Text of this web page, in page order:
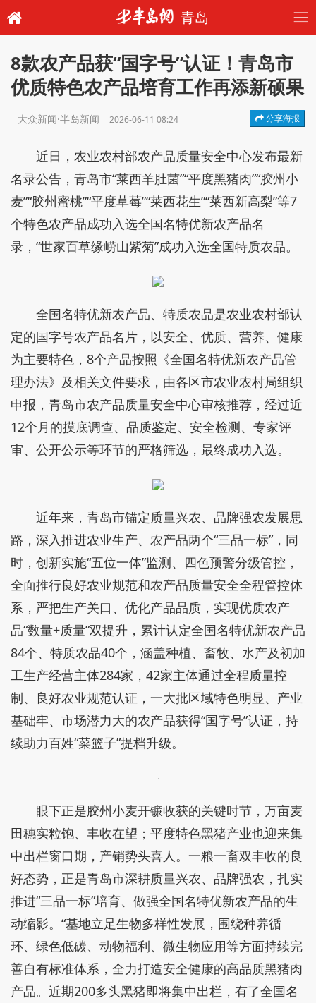
青岛
8款农产品获“国字号”认证！青岛市
优质特色农产品培育工作再添新硕果
大众新闻·半岛新闻 2026-06-11 08:24 分享海报
近日，农业农村部农产品质量安全中心发布最新
名录公告，青岛市“莱西羊肚菌”“平度黑猪肉”“胶州小
麦”“胶州蜜桃”“平度草莓”“莱西花生”“莱西新高梨”等7
个特色农产品成功入选全国名特优新农产品名
录，“世家百草缘崂山紫菊”成功入选全国特质农品。
全国名特优新农产品、特质农品是农业农村部认
定的国字号农产品名片，以安全、优质、营养、健康
为主要特色，8个产品按照《全国名特优新农产品管
理办法》及相关文件要求，由各区市农业农村局组织
申报，青岛市农产品质量安全中心审核推荐，经过近
12个月的摸底调查、品质鉴定、安全检测、专家评
审、公开公示等环节的严格筛选，最终成功入选。
近年来，青岛市锚定质量兴农、品牌强农发展思
路，深入推进农业生产、农产品两个“三品一标”，同
时，创新实施“五位一体”监测、四色预警分级管控，
全面推行良好农业规范和农产品质量安全全程管控体
系，严把生产关口、优化产品品质，实现优质农产
品“数量+质量”双提升，累计认定全国名特优新农产品
84个、特质农品40个，涵盖种植、畜牧、水产及初加
工生产经营主体284家，42家主体通过全程质量控
制、良好农业规范认证，一大批区域特色明显、产业
基础牢、市场潜力大的农产品获得“国字号”认证，持
续助力百姓“菜篮子”提档升级。
眼下正是胶州小麦开镰收获的关键时节，万亩麦
田穗实粒饱、丰收在望；平度特色黑猪产业也迎来集
中出栏窗口期，产销势头喜人。一粮一畜双丰收的良
好态势，正是青岛市深耕质量兴农、品牌强农，扎实
推进“三品一标”培育、做强全国名特优新农产品的生
动缩影。“基地立足生物多样性发展，围绕种养循
环、绿色低碳、动物福利、微生物应用等方面持续完
善自有标准体系，全力打造安全健康的高品质黑猪肉
产品。近期200多头黑猪即将集中出栏，有了全国名